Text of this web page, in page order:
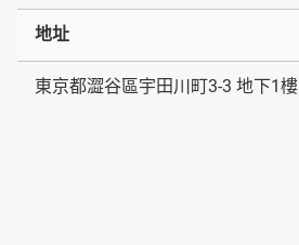
地址
東京都澀谷區宇田川町3-3 地下1樓